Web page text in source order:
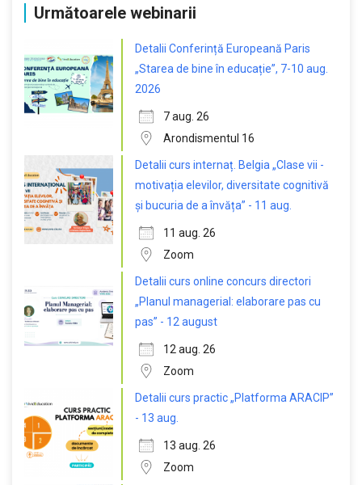
Următoarele webinarii
Detalii Conferință Europeană Paris
„Starea de bine în educație”, 7-10 aug.
2026
7 aug. 26
Arondismentul 16
Detalii curs internaț. Belgia „Clase vii -
motivația elevilor, diversitate cognitivă
și bucuria de a învăța” - 11 aug.
11 aug. 26
Zoom
Detalii curs online concurs directori
„Planul managerial: elaborare pas cu
pas” - 12 august
12 aug. 26
Zoom
Detalii curs practic „Platforma ARACIP”
- 13 aug.
13 aug. 26
Zoom